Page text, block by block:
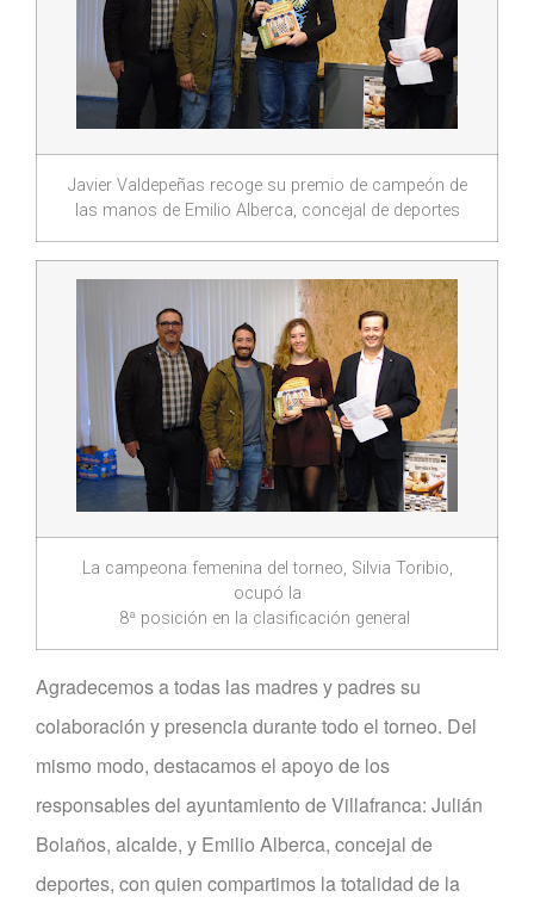
Javier Valdepeñas recoge su premio de campeón de
las manos de Emilio Alberca, concejal de deportes
La campeona femenina del torneo, Silvia Toribio,
ocupó la
8ª posición en la clasificación general
Agradecemos a todas las madres y padres su
colaboración y presencia durante todo el torneo. Del
mismo modo, destacamos el apoyo de los
responsables del ayuntamiento de Villafranca: Julián
Bolaños, alcalde, y Emilio Alberca, concejal de
deportes, con quien compartimos la totalidad de la